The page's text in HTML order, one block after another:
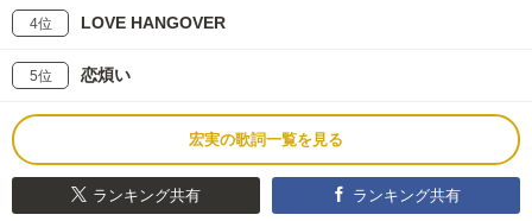
4位 LOVE HANGOVER
5位 恋煩い
宏実の歌詞一覧を見る
ランキング共有 ランキング共有